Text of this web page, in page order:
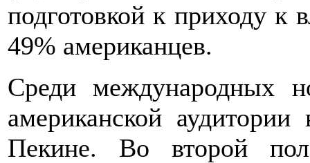
подготовкой к приходу к
49% американцев.
Среди международных
американской
Пекине. Во второй